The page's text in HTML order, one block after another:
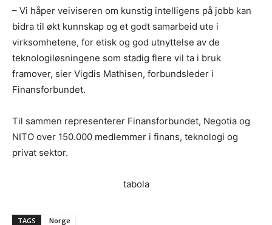
– Vi håper veiviseren om kunstig intelligens på jobb kan
bidra til økt kunnskap og et godt samarbeid ute i
virksomhetene, for etisk og god utnyttelse av de
teknologiløsningene som stadig flere vil ta i bruk
framover, sier Vigdis Mathisen, forbundsleder i
Finansforbundet.
Til sammen representerer Finansforbundet, Negotia og
NITO over 150.000 medlemmer i finans, teknologi og
privat sektor.
tabola
TAGS Norge